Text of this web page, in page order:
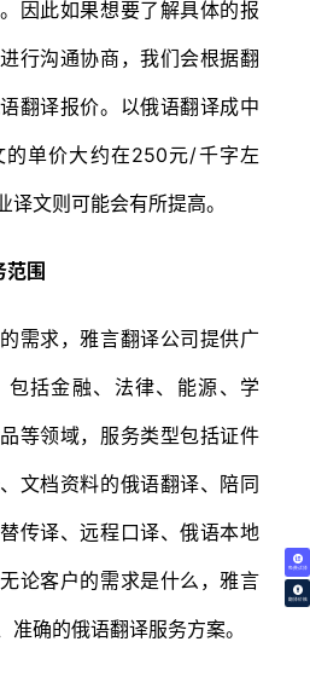
免费试译
翻译价格
因此如果想要了解具体的报
行沟通协商，我们会根据翻
翻译报价。以俄语翻译成中
的单价大约在250元/千字左
文则可能会有所提高。
范围
求，雅言翻译公司提供广
包括金融、法律、能源、学
等领域，服务类型包括证件
文档资料的俄语翻译、陪同
传译、远程口译、俄语本地
论客户的需求是什么，雅言
确的俄语翻译服务方案。